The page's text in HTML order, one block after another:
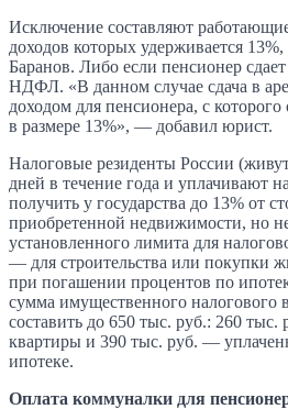
Исключение составляют
доходов которых удерживается
Баранов. Либо если пенсионер
НДФЛ. «В данном случае сдача в
доходом для пенсионера, с которого
в размере 13%», — добавил юрист.
Налоговые резиденты России
дней в течение года и уплачивают
получить у государства до 13% от
приобретенной недвижимости, но
установленного лимита для
— для строительства или покупки
при погашении процентов по
сумма имущественного налогового
составить до 650 тыс. руб.: 260
квартиры и 390 тыс. руб. —
ипотеке.
Оплата коммуналки для